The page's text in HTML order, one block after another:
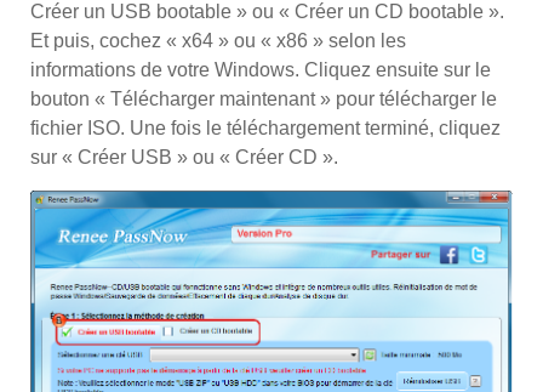
Créer un USB bootable » ou « Créer un CD bootable ».
Et puis, cochez « x64 » ou « x86 » selon les
informations de votre Windows. Cliquez ensuite sur le
bouton « Télécharger maintenant » pour télécharger le
fichier ISO. Une fois le téléchargement terminé, cliquez
sur « Créer USB » ou « Créer CD ».